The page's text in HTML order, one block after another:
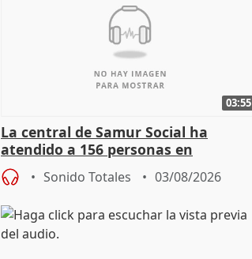
03:55
La central de Samur Social ha
atendido a 156 personas en
situación de calle durante Campaña
de CalorSonido Totales 03/08/2026